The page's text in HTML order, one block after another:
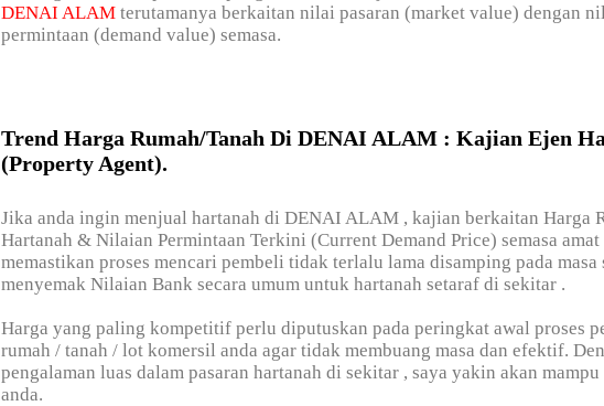
DENAI ALAMterutamanya berkaitan nilai pasaran (market value) dengan
permintaan (demand value) semasa.
Trend Harga Rumah/Tanah Di DENAI ALAM : Kajian Ejen
(Property Agent).
Jika anda ingin menjual hartanah di DENAI ALAM , kajian berkaitan Harga
Hartanah & Nilaian Permintaan Terkini (Current Demand Price) semasa
memastikan proses mencari pembeli tidak terlalu lama disamping pada masa
menyemak Nilaian Bank secara umum untuk hartanah setaraf di sekitar .
Harga yang paling kompetitif perlu diputuskan pada peringkat awal proses
rumah / tanah / lot komersil anda agar tidak membuang masa dan efektif.
pengalaman luas dalam pasaran hartanah di sekitar , saya yakin akan
anda.